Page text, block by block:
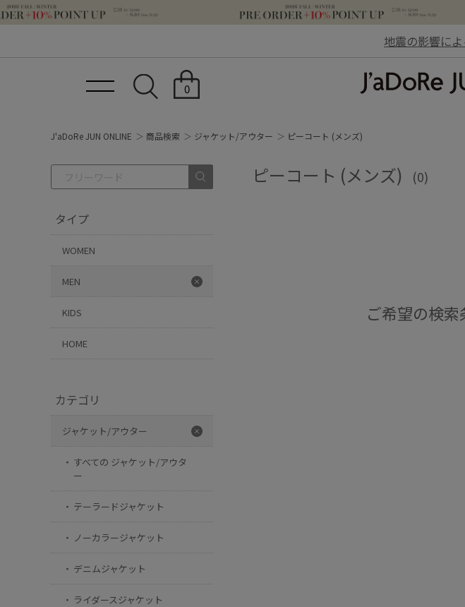
地震の影響に
0
J'aDoRe JUN ONLINE 商品検索 ジャケット/アウター ピーコート (メンズ)
タイプ
WOMEN
MEN
KIDS
HOME
カテゴリ
ジャケット/アウター
すべての ジャケット/アウタ
ー
テーラードジャケット
ノーカラージャケット
デニムジャケット
ライダースジャケット
ピーコート (メンズ) (0)
ご希望の検索